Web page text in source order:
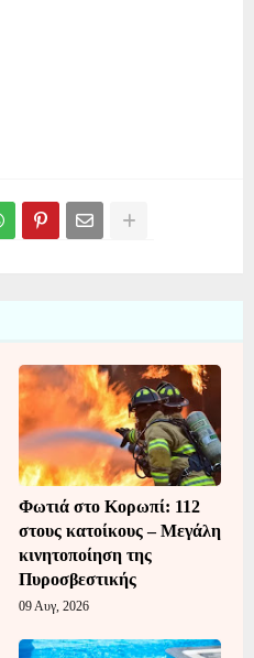
Φωτιά στο Κορωπί: 112
στους κατοίκους – Μεγάλη
κινητοποίηση της
Πυροσβεστικής
09 Αυγ, 2026